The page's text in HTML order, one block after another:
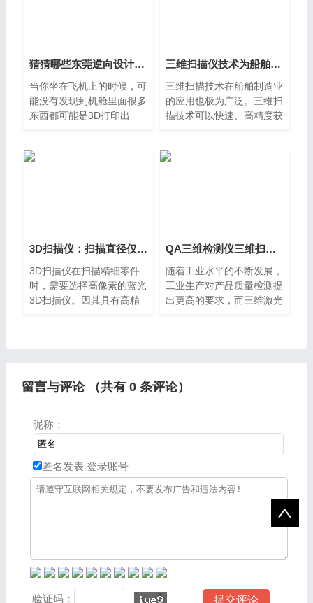
猜猜哪些东莞逆向设计飞机舱零件是3D打印
当你坐在飞机上的时候，可
能没有发现到机舱里面很多
东西都可能是3D打印出
印技术已经应用到航空业。
三维扫描​仪技术为船舶工业发展保驾护航
三维扫描技术在船舶制造业
的应用也极为广泛。三维扫
描技术可以快速、高精度获
描建模后进行船舶虚拟装
3D扫描仪：扫描直径仅有1mm的精细广州弯管
3D扫描仪在扫描精细零件
时，需要选择高像素的蓝光
3D扫描仪。因其具有高精
QA三维检测仪三维扫描检测质量广州保证技术方案
随着工业水平的不断发展，
工业生产对产品质量检测提
出更高的要求，而三维激光
留言与评论 （共有 0条评论）
昵称：
匿名发表 登录账号
验证码：